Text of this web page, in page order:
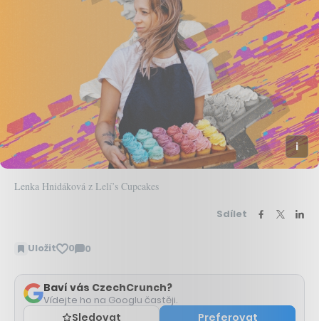
Lenka Hnidáková z Lelí’s Cupcakes
Sdílet
Uložit 0 0
Zobrazit
Baví vás CzechCrunch?
Vídejte ho na Googlu častěji.
Sledovat Preferovat